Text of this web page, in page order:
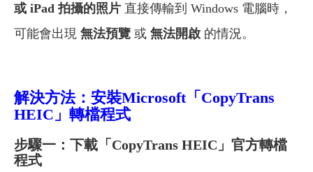
或 iPad 拍攝的照片 直接傳輸到 Windows 電腦時，
可能會出現 無法預覽 或 無法開啟 的情況。
解決方法：安裝Microsoft「CopyTrans
HEIC」轉檔程式
步驟一：下載「CopyTrans HEIC」官方轉檔
程式